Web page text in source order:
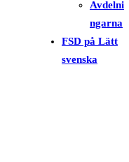
Avdelni
ngarna
FSD på Lätt
svenska